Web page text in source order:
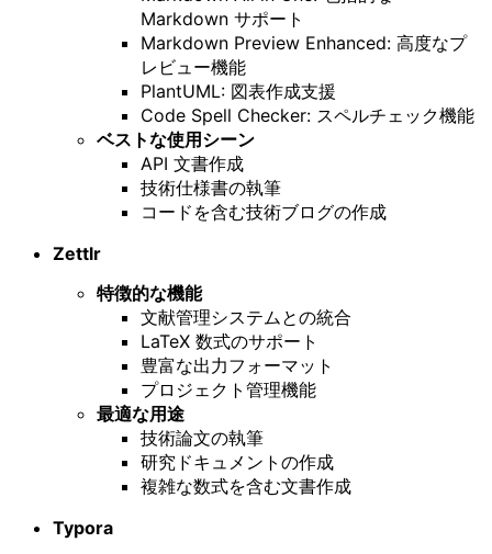
Markdown サポート
Markdown Preview Enhanced: 高度なプ
レビュー機能
PlantUML: 図表作成支援
Code Spell Checker: スペルチェック機能
ベストな使用シーン
API 文書作成
技術仕様書の執筆
コードを含む技術ブログの作成
Zettlr
特徴的な機能
文献管理システムとの統合
LaTeX 数式のサポート
豊富な出力フォーマット
プロジェクト管理機能
最適な用途
技術論文の執筆
研究ドキュメントの作成
複雑な数式を含む文書作成
Typora